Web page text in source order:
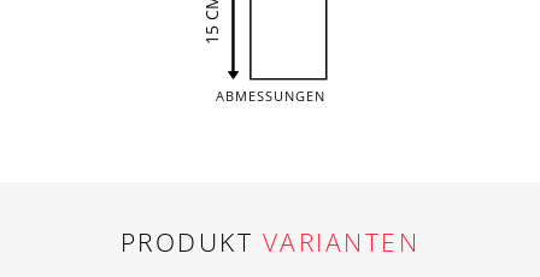
15 CM
ABMESSUNGEN
PRODUKT VARIANTEN